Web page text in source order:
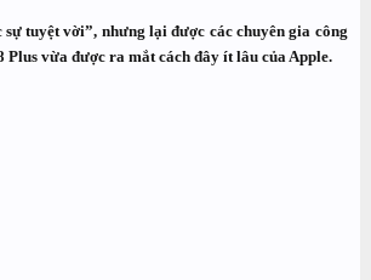
tuyệt vời”, nhưng lại được các chuyên gia công
vừa được ra mắt cách đây ít lâu của Apple.